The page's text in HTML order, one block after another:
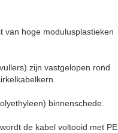
van hoge modulusplastieken
zijn vastgelopen rond
binnenschede.
de kabel voltooid met PE